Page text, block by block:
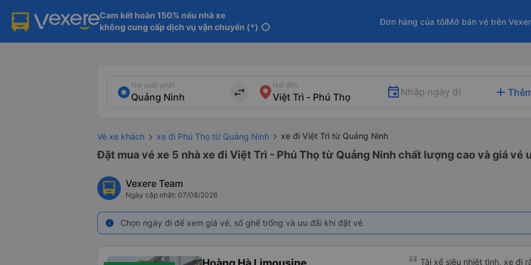
Cam kết hoàn 150% nếu nhà xe
không cung cấp dịch vụ vận chuyển (*) info
Đơn hàng của tôiMở bán vé trên
Nơi xuất phát
import_export
Nơi đến
Nhập ngày đi add
Vé xe khách xe đi Phú Thọ từ Quảng Ninh xe đi Việt Trì từ Quảng Ninh
Đặt mua vé xe 5 nhà xe đi Việt Trì - Phú Thọ từ Quảng Ninh chất lượng cao và giá vé
Vexere Team
Ngày cập nhật: 07/08/2026
info Chọn ngày đi để xem giá vé, số ghế trống và ưu đãi khi đặt vé
Tài xế siêu nhiệt tình, xe đi